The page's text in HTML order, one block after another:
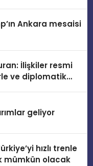
Ankara mesaisi
İlişkiler resmi
ve diplomatik
geliyor
hızlı trenle
mümkün olacak